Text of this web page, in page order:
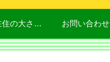
「バンコク在住の大さん」について お問い合わせ